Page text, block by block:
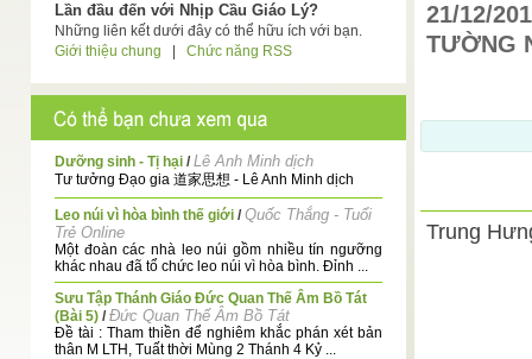
Lần đầu đến với Nhịp Cầu Giáo Lý?
Những liên kết dưới đây có thể hữu ích với bạn.
Giới thiệu chung
Chức năng RSS
Dưỡng sinh - Tị hại /Lê Anh Minh dịch
Tư tưởng Đạo gia 道家思想 - Lê Anh Minh dịch
Leo núi vì hòa bình thế giới /Quốc Thắng - Tuổi
Trẻ Online
Một đoàn các nhà leo núi gồm nhiều tín ngưỡng
khác nhau đã tổ chức leo núi vì hòa bình. Đỉnh ...
Sưu Tập Thánh Giáo Đức Quan Thế Âm Bồ Tát
(Bài 5) /Đức Quan Thế Âm Bồ Tát
Đề tài : Tham thiền để nghiêm khắc phán xét bản
thân M LTH, Tuất thời Mùng 2 Thánh 4 Kỷ ...
21/12/
TƯỜNG
Trung